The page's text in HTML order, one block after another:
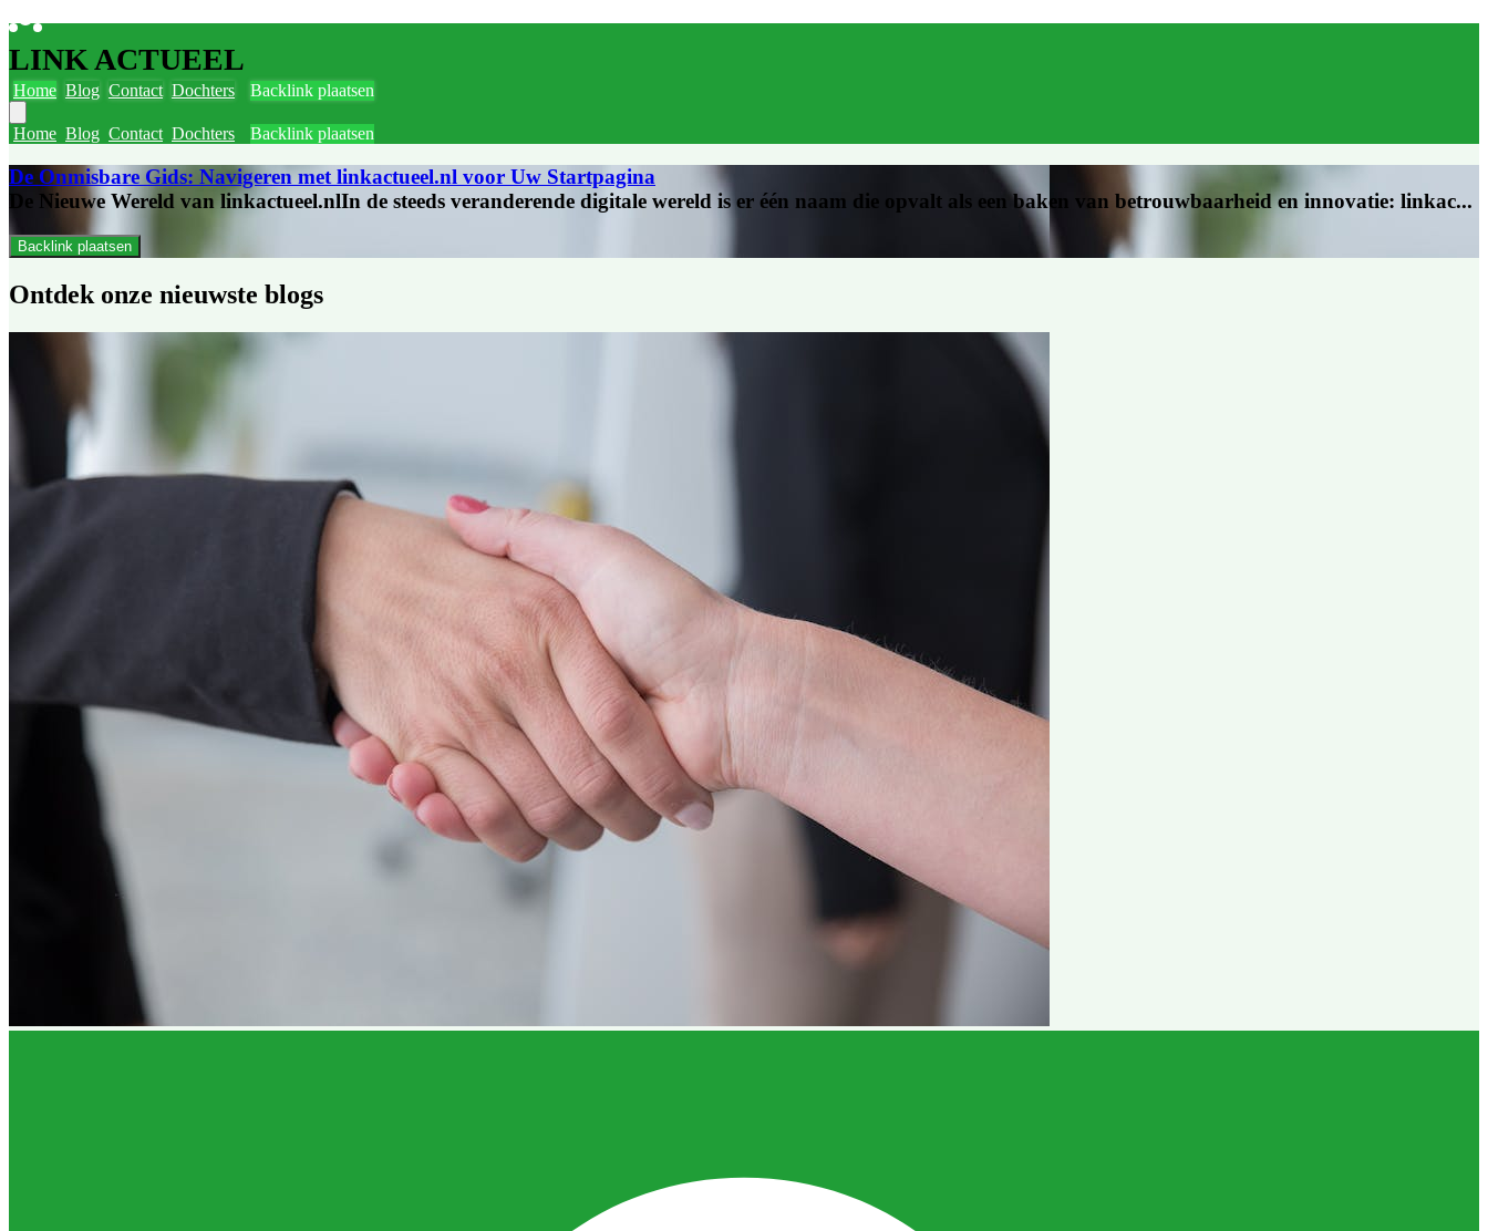
LINK ACTUEEL
Home Blog Contact Dochters Backlink plaatsen
Home Blog Contact Dochters Backlink plaatsen
De Onmisbare Gids: Navigeren met linkactueel.nl voor Uw Startpagina
De Nieuwe Wereld van linkactueel.nlIn de steeds veranderende digitale wereld is er één naam die opvalt als een baken van betrouwbaarheid en innovatie: linkac...
Backlink plaatsen
Ontdek onze nieuwste blogs